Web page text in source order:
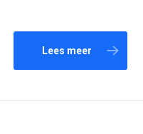
Lees meer